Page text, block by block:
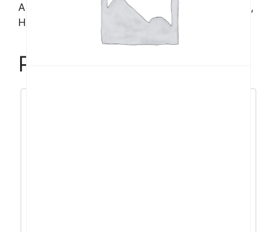
Acer Vero CB243Y 23,8” IPS, HDMI, DP, Type-C,
HAS
Povezani proizvodi